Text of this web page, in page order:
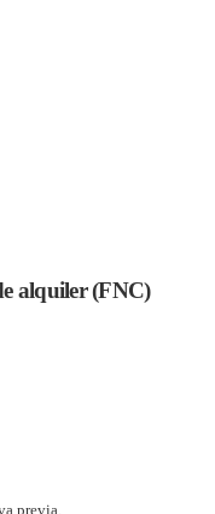
alquiler (FNC)
previa.